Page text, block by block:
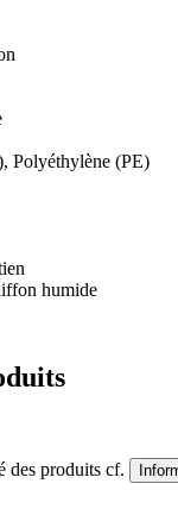
Polyéthylène (PE)
humide
des produits cf.